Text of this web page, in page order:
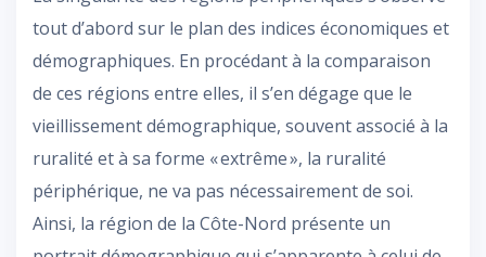
tout d’abord sur le plan des indices économiques et
démographiques. En procédant à la comparaison
de ces régions entre elles, il s’en dégage que le
vieillissement démographique, souvent associé à la
ruralité et à sa forme « extrême », la ruralité
périphérique, ne va pas nécessairement de soi.
Ainsi, la région de la Côte-Nord présente un